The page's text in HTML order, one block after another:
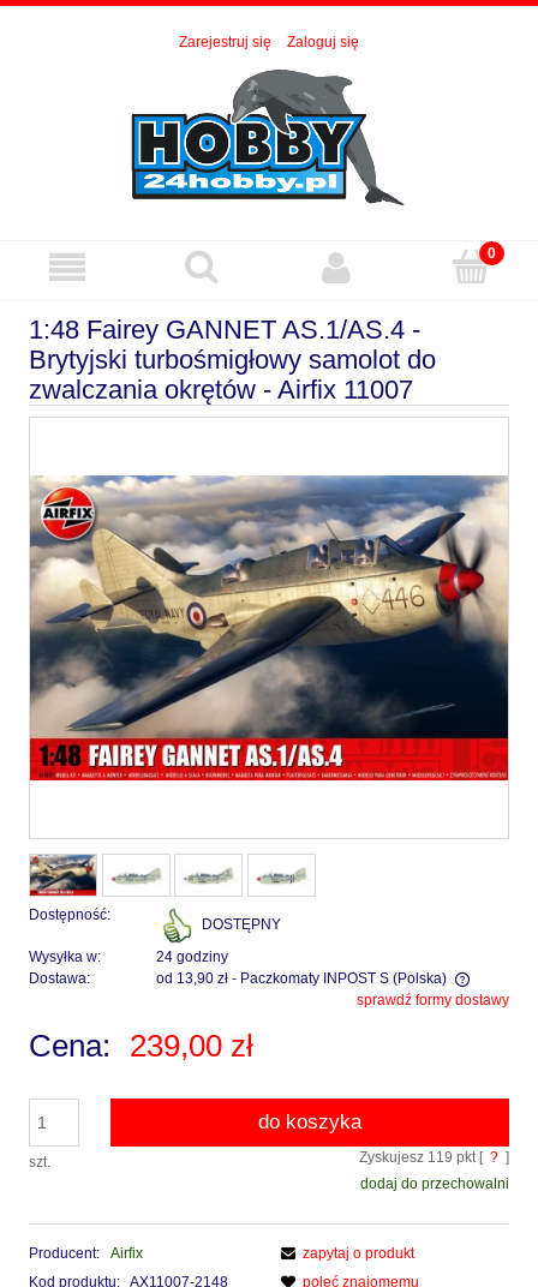
Zarejestruj się Zaloguj się
1:48 Fairey GANNET AS.1/AS.4 -
Brytyjski turbośmigłowy samolot do
zwalczania okrętów - Airfix 11007
Dostępność:
DOSTĘPNY
Wysyłka w:
24 godziny
Dostawa:
od 13,90 zł - Paczkomaty INPOST S (Polska)
Cena nie zawiera ewentualnych kosztów płatnościsprawdź formy dostawy
Cena: 239,00 zł
szt.
do koszyka
Zyskujesz 119 pkt [ ? ]
dodaj do przechowalni
Producent:
Airfix
Kod produktu: AX11007-2148
zapytaj o produkt
poleć znajomemu